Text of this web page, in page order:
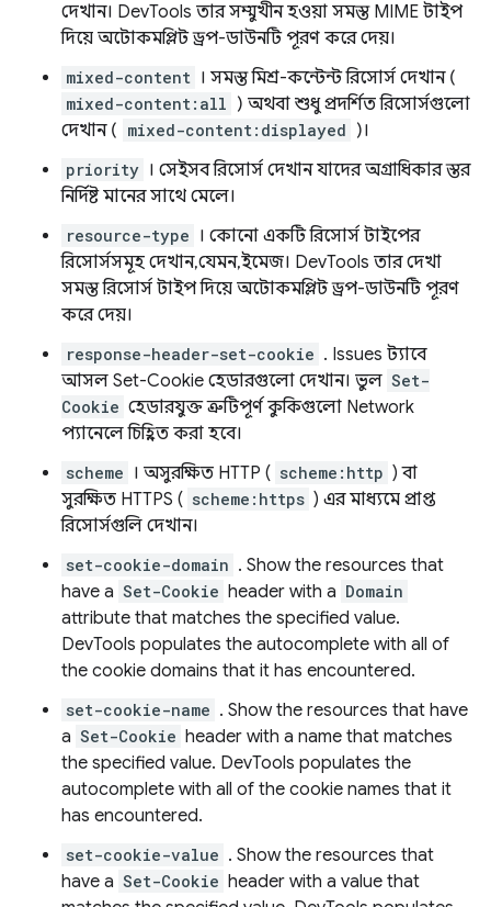
দেখান। DevTools তার সম্মুখীন হওয়া সমস্ত MIME টাইপ
দিয়ে অটোকমপ্লিট ড্রপ-ডাউনটি পূরণ করে দেয়।
mixed-content । সমস্ত মিশ্র-কন্টেন্ট রিসোর্স দেখান (
mixed-content:all ) অথবা শুধু প্রদর্শিত রিসোর্সগুলো
দেখান ( mixed-content:displayed )।
priority । সেইসব রিসোর্স দেখান যাদের অগ্রাধিকার স্তর
নির্দিষ্ট মানের সাথে মেলে।
resource-type । কোনো একটি রিসোর্স টাইপের
রিসোর্সসমূহ দেখান, যেমন, ইমেজ। DevTools তার দেখা
সমস্ত রিসোর্স টাইপ দিয়ে অটোকমপ্লিট ড্রপ-ডাউনটি পূরণ
করে দেয়।
response-header-set-cookie . Issues ট্যাবে
আসল Set-Cookie হেডারগুলো দেখান। ভুল Set-
Cookie হেডারযুক্ত ত্রুটিপূর্ণ কুকিগুলো Network
প্যানেলে চিহ্নিত করা হবে।
scheme । অসুরক্ষিত HTTP ( scheme:http ) বা
সুরক্ষিত HTTPS ( scheme:https ) এর মাধ্যমে প্রাপ্ত
রিসোর্সগুলি দেখান।
set-cookie-domain . Show the resources that
have a Set-Cookie header with a Domain
attribute that matches the specified value.
DevTools populates the autocomplete with all of
the cookie domains that it has encountered.
set-cookie-name . Show the resources that have
a Set-Cookie header with a name that matches
the specified value. DevTools populates the
autocomplete with all of the cookie names that it
has encountered.
set-cookie-value . Show the resources that
have a Set-Cookie header with a value that